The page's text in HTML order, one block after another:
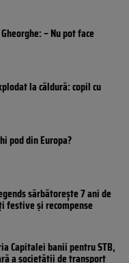
– Nu pot face
la căldură: copil cu
pod din Europa?
sărbătorește 7 ani de
festive și recompense
Capitalei banii pentru STB,
a societății de transport